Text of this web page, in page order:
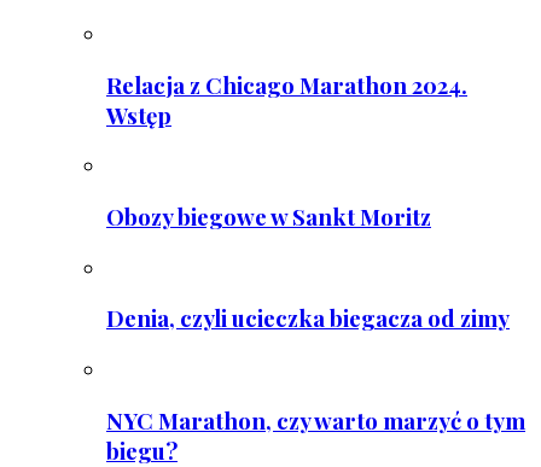
Relacja z Chicago Marathon 2024.
Wstęp
Obozy biegowe w Sankt Moritz
Denia, czyli ucieczka biegacza od zimy
NYC Marathon, czy warto marzyć o tym
biegu?